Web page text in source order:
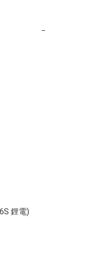
−
鋰電)